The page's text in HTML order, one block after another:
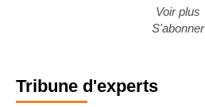
Voir plus
S'abonner
Tribune d'experts